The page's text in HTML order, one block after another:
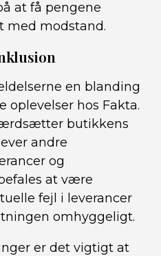
at få pengene
med modstand.
en blanding
oplevelser hos Fakta.
butikkens
andre
og
at være
fejl i leverancer
omhyggeligt.
er det vigtigt at